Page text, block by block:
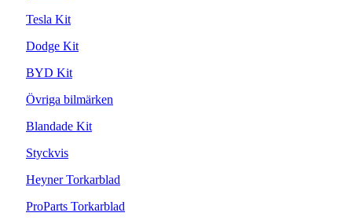
Tesla Kit
Dodge Kit
BYD Kit
Övriga bilmärken
Blandade Kit
Styckvis
Heyner Torkarblad
ProParts Torkarblad